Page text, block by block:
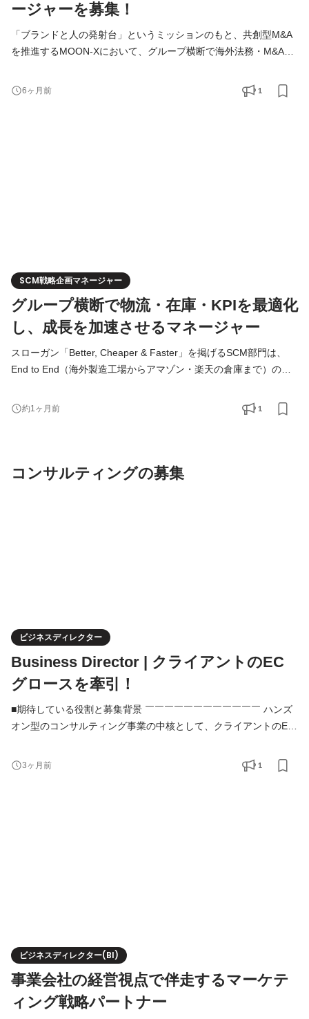
ージャーを募集！
「ブランドと人の発射台」というミッションのもと、共創型M&A
を推進するMOON-Xにおいて、グループ横断で海外法務・M&A・
事業部と並走しながら、海外展開・越境ビジネス・M&Aを法務面
から推進。単なる契約審査に留まらず、事業成長を前提としたス
6ヶ月前 1
SCM戦略企画マネージャー
グループ横断で物流・在庫・KPIを最適化
し、成長を加速させるマネージャー
スローガン「Better, Cheaper & Faster」を掲げるSCM部門は、
End to End（海外製造工場からアマゾン・楽天の倉庫まで）のサ
庫・配送」を管理してカスタマーに高品質な商品をタイムリーに
お届けし、且つコスト削減と在庫の適正化をミッションとしてい
務の両立
約1ヶ月前 1
コンサルティングの募集
ビジネスディレクター
Business Director | クライアントのEC
グロースを牽引！
■期待している役割と募集背景 ￣￣￣￣￣￣￣￣￣￣￣￣ ハンズ
オン型のコンサルティング事業の中核として、クライアントのEC
ントのEC事業全体の成長を担うパートナーとして、売上・利益の
最大化に向けた意思決定と実行をリードしていただきます。 市場
3ヶ月前 1
ビジネスディレクター(BI)
事業会社の経営視点で伴走するマーケテ
ィング戦略パートナー